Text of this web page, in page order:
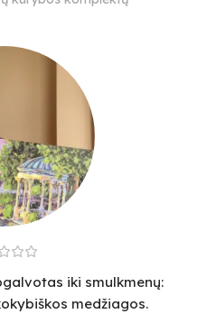
4
iki smulkmenų:
medžiagos.